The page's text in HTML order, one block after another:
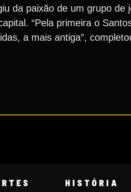
da paixão de um grupo de
“Pela primeira o
a mais antiga”,
HISTÓRIA